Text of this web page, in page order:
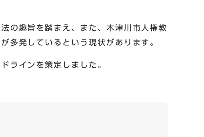
の趣旨を踏まえ、また、木津川市人権教
多発しているという現状があります。
ラインを策定しました。